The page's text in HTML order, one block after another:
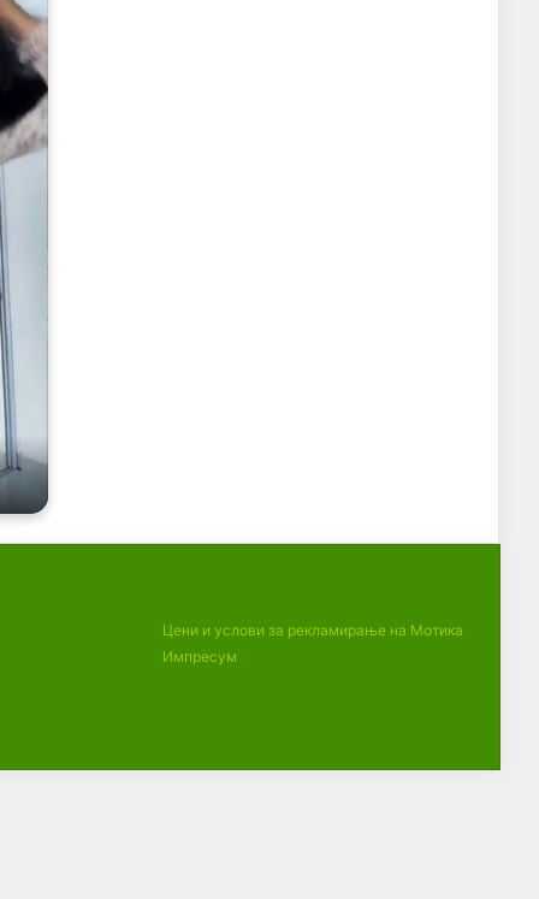
Цени и услови за рекламирање на Мотика
Импресум